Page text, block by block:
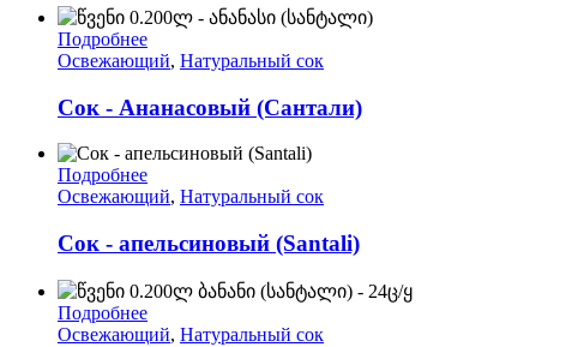
Подробнее
Освежающий, Натуральный сок
Сок - Ананасовый (Сантали)
Подробнее
Освежающий, Натуральный сок
Сок - апельсиновый (Santali)
Подробнее
Освежающий, Натуральный сок